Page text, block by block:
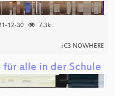
12-30
7.3k
rC3 NOWHERE
alle in der Schule